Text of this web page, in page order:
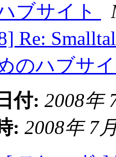
ブサイト
Re:
のハブサ
付: 2008年
: 2008年 7